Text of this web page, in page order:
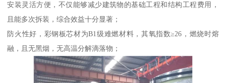
安装灵活方便，不仅能够减少建筑物的基础工程和结构工程费用，
且能多次拆装，综合效益十分显著；
防火性好，彩钢板芯材为B1级难燃材料，其氧指数≥26，燃烧时熔
融，且无黑烟，无高温分解滴落物；